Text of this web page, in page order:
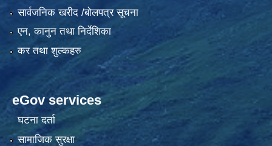
सार्वजनिक खरीद /बोलपत्र सूचना
एन, कानुन तथा निर्देशिका
कर तथा शुल्कहरु
eGov services
घटना दर्ता
सामाजिक सुरक्षा